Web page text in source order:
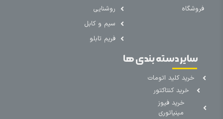
فروشگاه
روشنایی
سیم و کابل
فریم تابلو
سایر دسته بندی ها
خرید کلید اتومات
خرید کنتاکتور
خرید فیوز
مینیاتوری